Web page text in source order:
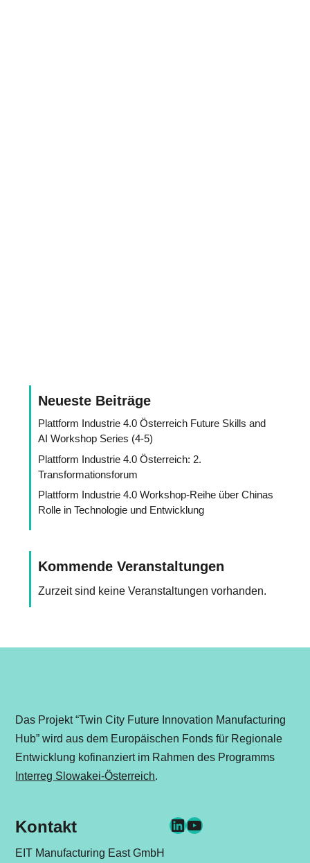
Neueste Beiträge
Plattform Industrie 4.0 Österreich Future Skills and
AI Workshop Series (4-5)
Plattform Industrie 4.0 Österreich: 2.
Transformationsforum
Plattform Industrie 4.0 Workshop-Reihe über Chinas
Rolle in Technologie und Entwicklung
Kommende Veranstaltungen
Zurzeit sind keine Veranstaltungen vorhanden.
Das Projekt “Twin City Future Innovation Manufacturing
Hub” wird aus dem Europäischen Fonds für Regionale
Entwicklung kofinanziert im Rahmen des Programms
Interreg Slowakei-Österreich.
Kontakt
EIT Manufacturing East GmbH
LinkedIn
YouTube